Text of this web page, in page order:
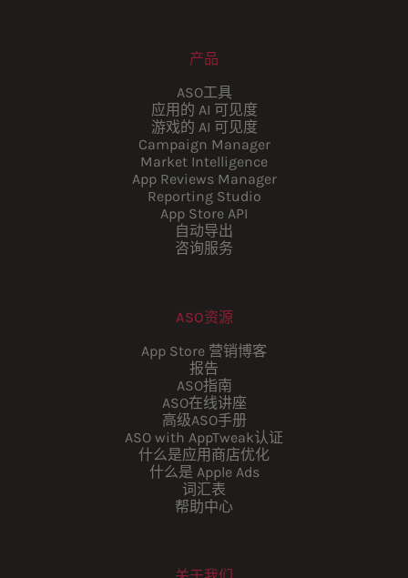
产品
ASO工具
应用的 AI 可见度
游戏的 AI 可见度
Campaign Manager
Market Intelligence
App Reviews Manager
Reporting Studio
App Store API
自动导出
咨询服务
ASO资源
App Store 营销博客
报告
ASO指南
ASO在线讲座
高级ASO手册
ASO with AppTweak认证
什么是应用商店优化
什么是 Apple Ads
词汇表
帮助中心